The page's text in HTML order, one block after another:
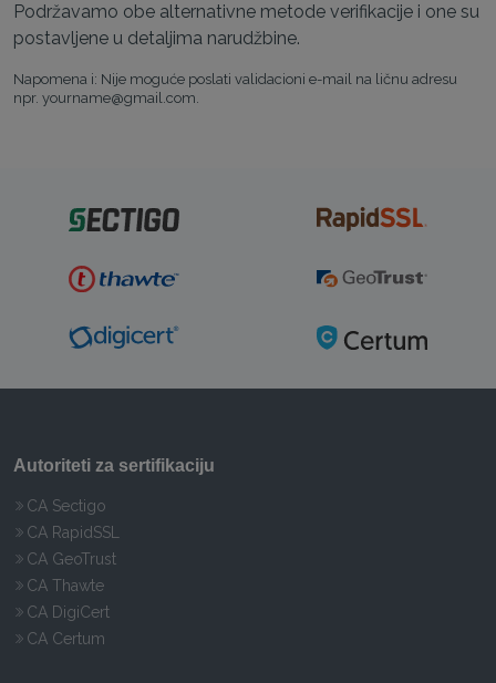
Podržavamo obe alternativne metode verifikacije i one su
postavljene u detaljima narudžbine.
Napomena i: Nije moguće poslati validacioni e-mail na ličnu adresu
npr. yourname@gmail.com.
Autoriteti za sertifikaciju
CA Sectigo
CA RapidSSL
CA GeoTrust
CA Thawte
CA DigiCert
CA Certum